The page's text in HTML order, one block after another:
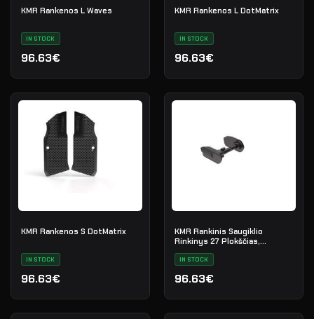
KMR Rankenos L Waves
IN STOCK
96.63€
KMR Rankenos L DotMatrix
IN STOCK
96.63€
KMR Rankenos S DotMatrix
IN STOCK
96.63€
KMR Rankinis Saugiklio
Rinkinys 27 Plokščias,
IN STOCK
96.63€